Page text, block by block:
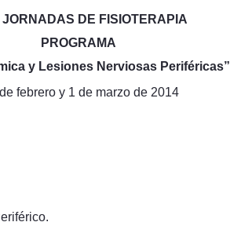
JORNADAS DE FISIOTERAPIA
PROGRAMA
y Lesiones Nerviosas Periféricas”
febrero y 1 de marzo de 2014